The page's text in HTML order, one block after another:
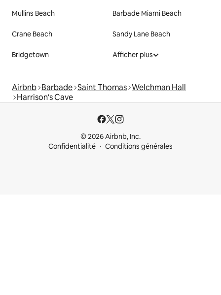
Mullins Beach Barbade Miami Beach
Crane Beach Sandy Lane Beach
Bridgetown Afficher plus
Airbnb Barbade Saint Thomas Welchman Hall
Harrison's Cave
© 2026 Airbnb, Inc.
Confidentialité
Conditions générales